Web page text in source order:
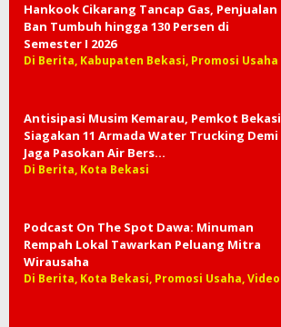
Hankook Cikarang Tancap Gas, Penjualan
Ban Tumbuh hingga 130 Persen di
Semester I 2026
Di Berita, Kabupaten Bekasi, Promosi Usaha
Antisipasi Musim Kemarau, Pemkot Bekasi
Siagakan 11 Armada Water Trucking Demi
Jaga Pasokan Air Bers…
Di Berita, Kota Bekasi
Podcast On The Spot Dawa: Minuman
Rempah Lokal Tawarkan Peluang Mitra
Wirausaha
Di Berita, Kota Bekasi, Promosi Usaha, Video